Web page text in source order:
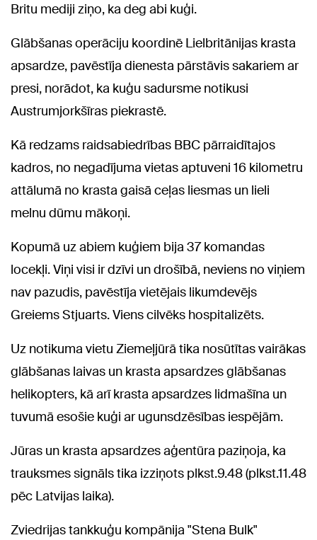
Britu mediji ziņo, ka deg abi kuģi.
Glābšanas operāciju koordinē Lielbritānijas krasta
apsardze, pavēstīja dienesta pārstāvis sakariem ar
presi, norādot, ka kuģu sadursme notikusi
Austrumjorkšīras piekrastē.
Kā redzams raidsabiedrības BBC pārraidītajos
kadros, no negadījuma vietas aptuveni 16 kilometru
attālumā no krasta gaisā ceļas liesmas un lieli
melnu dūmu mākoņi.
Kopumā uz abiem kuģiem bija 37 komandas
locekļi. Viņi visi ir dzīvi un drošībā, neviens no viņiem
nav pazudis, pavēstīja vietējais likumdevējs
Greiems Stjuarts. Viens cilvēks hospitalizēts.
Uz notikuma vietu Ziemeļjūrā tika nosūtītas vairākas
glābšanas laivas un krasta apsardzes glābšanas
helikopters, kā arī krasta apsardzes lidmašīna un
tuvumā esošie kuģi ar ugunsdzēsības iespējām.
Jūras un krasta apsardzes aģentūra paziņoja, ka
trauksmes signāls tika izziņots plkst.9.48 (plkst.11.48
pēc Latvijas laika).
Zviedrijas tankkuģu kompānija "Stena Bulk"